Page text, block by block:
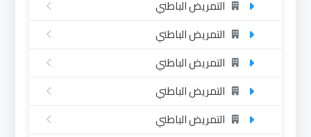
التمريض الباطني
التمريض الباطني
التمريض الباطني
التمريض الباطني
التمريض الباطني